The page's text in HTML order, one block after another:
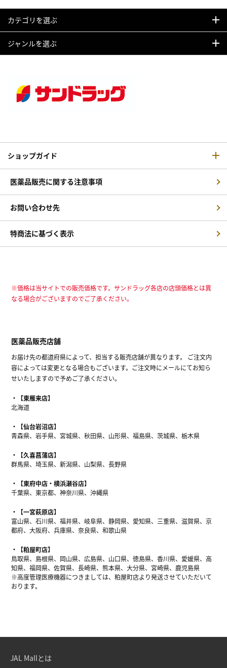
カテゴリを選ぶ
ジャンルを選ぶ
ショップガイド
医薬品販売に関する注意事項
お問い合わせ先
特商法に基づく表示
※価格は当サイトでの販売価格です。サンドラッグ各店の店頭価格とは異
なる場合がございますのでご了承ください。
医薬品販売店舗
お届け先の都道府県によって、担当する販売店舗が異なります。 ご注文内
容によっては変更となる場合もございます。ご注文時にメールにてお知ら
せいたしますので予めご了承ください。
【東雁来店】
北海道
【仙台岩沼店】
青森県、岩手県、宮城県、秋田県、山形県、福島県、茨城県、栃木県
【久喜菖蒲店】
群馬県、埼玉県、新潟県、山梨県、長野県
【東府中店・横浜瀬谷店】
千葉県、東京都、神奈川県、沖縄県
【一宮萩原店】
富山県、石川県、福井県、岐阜県、静岡県、愛知県、三重県、滋賀県、京
都府、大阪府、兵庫県、奈良県、和歌山県
【粕屋町店】
鳥取県、島根県、岡山県、広島県、山口県、徳島県、香川県、愛媛県、高
知県、福岡県、佐賀県、長崎県、熊本県、大分県、宮崎県、鹿児島県
※高度管理医療機器につきましては、粕屋町店より発送させていただいて
おります。
JAL Mallとは